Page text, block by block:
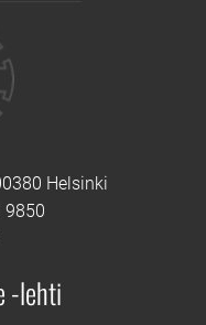
Helsinki
9850
-lehti